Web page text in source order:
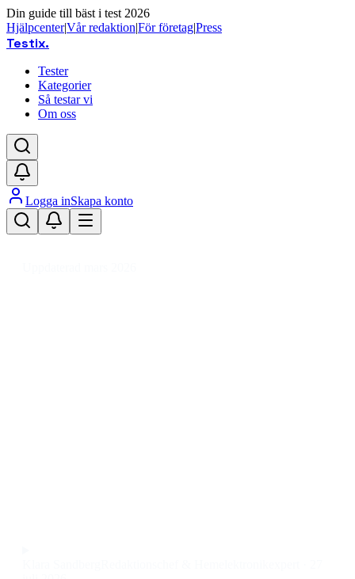
Din guide till bäst i test 2026
Hjälpcenter|Vår redaktion|För företag|Press
Testix.
Tester
Kategorier
Så testar vi
Om oss
Logga inSkapa konto